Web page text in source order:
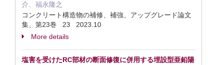
介、福永隆之
コンクリート構造物の補修、補強、アップグレード論文
集、第23巻 23 2023.10
More details
塩害を受けたRC部材の断面修復に併用する埋設型亜鉛陽